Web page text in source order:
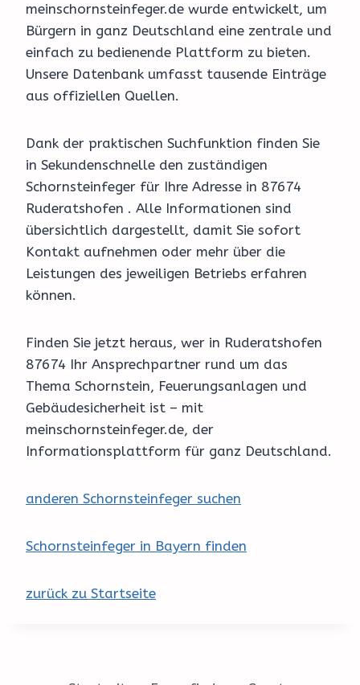
meinschornsteinfeger.de wurde entwickelt, um
Bürgern in ganz Deutschland eine zentrale und
einfach zu bedienende Plattform zu bieten.
Unsere Datenbank umfasst tausende Einträge
aus offiziellen Quellen.
Dank der praktischen Suchfunktion finden Sie
in Sekundenschnelle den zuständigen
Schornsteinfeger für Ihre Adresse in 87674
Ruderatshofen . Alle Informationen sind
übersichtlich dargestellt, damit Sie sofort
Kontakt aufnehmen oder mehr über die
Leistungen des jeweiligen Betriebs erfahren
können.
Finden Sie jetzt heraus, wer in Ruderatshofen
87674 Ihr Ansprechpartner rund um das
Thema Schornstein, Feuerungsanlagen und
Gebäudesicherheit ist – mit
meinschornsteinfeger.de, der
Informationsplattform für ganz Deutschland.
anderen Schornsteinfeger suchen
Schornsteinfeger in Bayern finden
zurück zu Startseite